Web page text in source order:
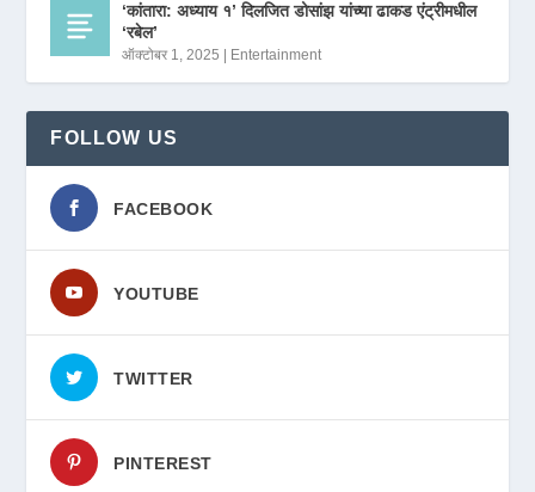
‘कांतारा: अध्याय १’ दिलजित डोसांझ यांच्या ढाकड एंट्रीमधील
‘रबेल’
ऑक्टोबर 1, 2025 | Entertainment
FOLLOW US
FACEBOOK
YOUTUBE
TWITTER
PINTEREST